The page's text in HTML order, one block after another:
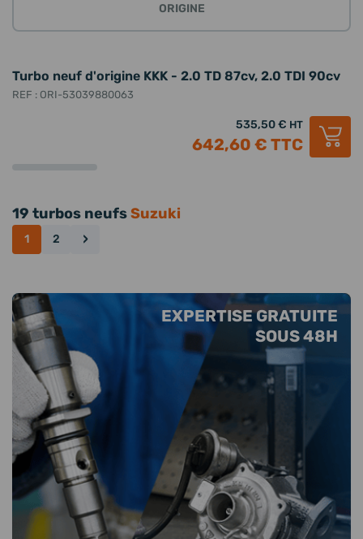
EXPERTISE GRATUITE
SOUS 48H
ORIGINE
Turbo neuf d'origine KKK - 2.0 TD 87cv, 2.0 TDI 90cv
REF : ORI-53039880063
535,50 € HT
642,60 € TTC
19 turbos neufsSuzuki
1 2 ›